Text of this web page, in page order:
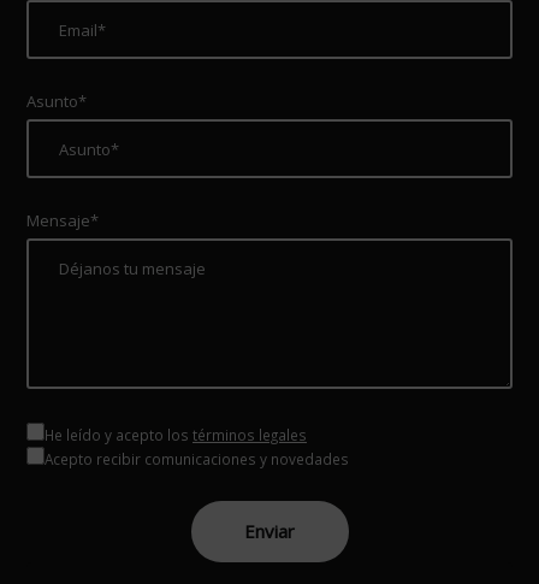
Asunto*
Mensaje*
He leído y acepto los términos legales
Acepto recibir comunicaciones y novedades